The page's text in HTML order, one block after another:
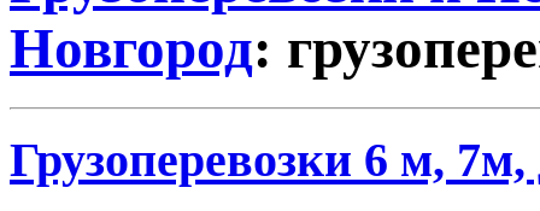
Новгород:
Грузоперевозки 6 м,